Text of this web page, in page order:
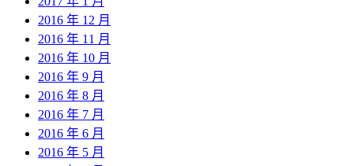
2016 年 12 月
2016 年 11 月
2016 年 10 月
2016 年 9 月
2016 年 8 月
2016 年 7 月
2016 年 6 月
2016 年 5 月